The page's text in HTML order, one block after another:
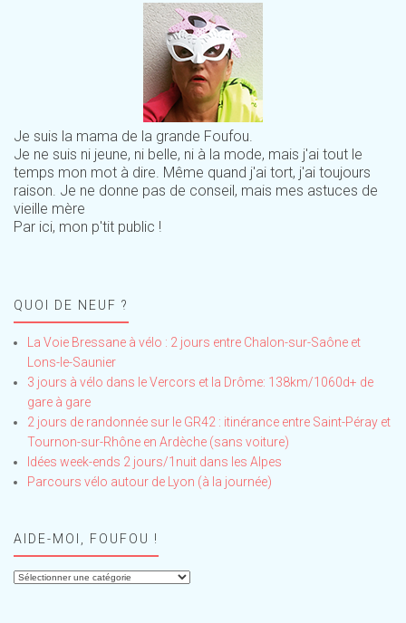
Je suis la mama de la grande Foufou.
Je ne suis ni jeune, ni belle, ni à la mode, mais j'ai tout le
temps mon mot à dire. Même quand j'ai tort, j'ai toujours
raison. Je ne donne pas de conseil, mais mes astuces de
vieille mère
Par ici, mon p'tit public !
QUOI DE NEUF ?
La Voie Bressane à vélo : 2 jours entre Chalon-sur-Saône et
Lons-le-Saunier
3 jours à vélo dans le Vercors et la Drôme: 138km/1060d+ de
gare à gare
2 jours de randonnée sur le GR42 : itinérance entre Saint-Péray et
Tournon-sur-Rhône en Ardèche (sans voiture)
Idées week-ends 2 jours/1nuit dans les Alpes
Parcours vélo autour de Lyon (à la journée)
AIDE-MOI, FOUFOU !
Aide-